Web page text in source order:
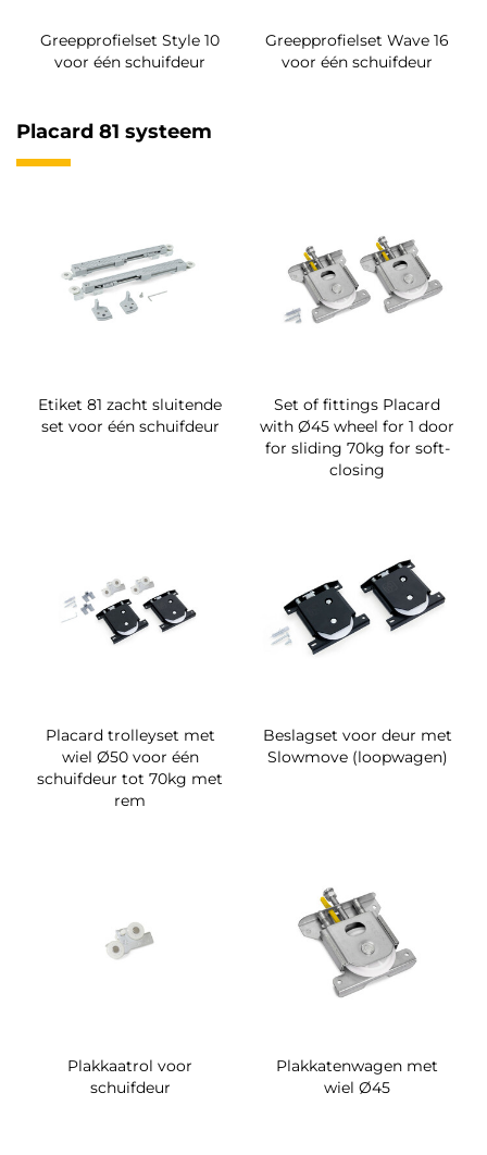
Greepprofielset Style 10
voor één schuifdeur
Greepprofielset Wave 16
voor één schuifdeur
Placard 81 systeem
Etiket 81 zacht sluitende
set voor één schuifdeur
Set of fittings Placard
with Ø45 wheel for 1 door
for sliding 70kg for soft-
closing
Placard trolleyset met
wiel Ø50 voor één
schuifdeur tot 70kg met
rem
Beslagset voor deur met
Slowmove (loopwagen)
Plakkaatrol voor
schuifdeur
Plakkatenwagen met
wiel Ø45